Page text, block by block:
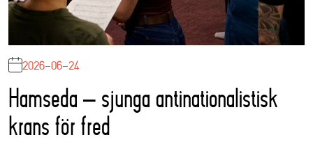
2026-06-24
Hamseda – sjunga antinationalistisk
krans för fred